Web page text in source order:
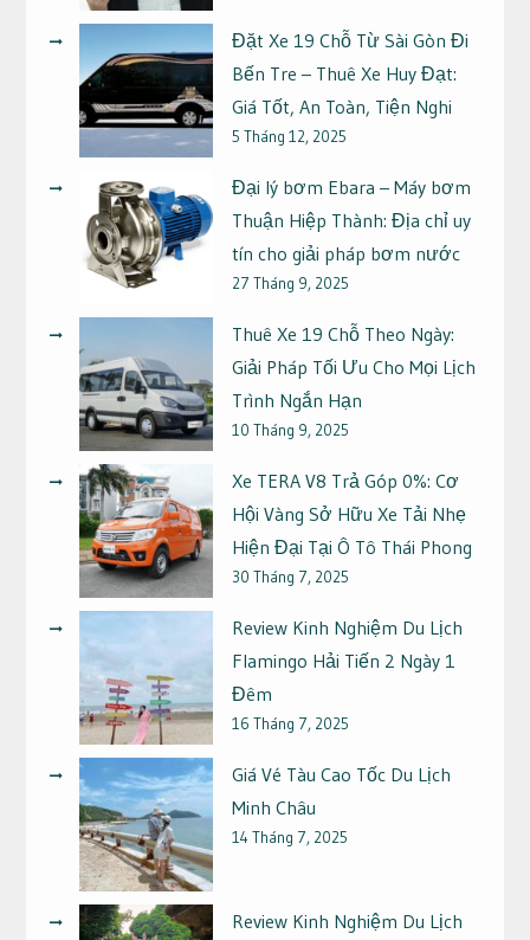
Đặt Xe 19 Chỗ Từ Sài Gòn Đi
Bến Tre – Thuê Xe Huy Đạt:
Giá Tốt, An Toàn, Tiện Nghi
5 Tháng 12, 2025
Đại lý bơm Ebara – Máy bơm
Thuận Hiệp Thành: Địa chỉ uy
tín cho giải pháp bơm nước
27 Tháng 9, 2025
Thuê Xe 19 Chỗ Theo Ngày:
Giải Pháp Tối Ưu Cho Mọi Lịch
Trình Ngắn Hạn
10 Tháng 9, 2025
Xe TERA V8 Trả Góp 0%: Cơ
Hội Vàng Sở Hữu Xe Tải Nhẹ
Hiện Đại Tại Ô Tô Thái Phong
30 Tháng 7, 2025
Review Kinh Nghiệm Du Lịch
Flamingo Hải Tiến 2 Ngày 1
Đêm
16 Tháng 7, 2025
Giá Vé Tàu Cao Tốc Du Lịch
Minh Châu
14 Tháng 7, 2025
Review Kinh Nghiệm Du Lịch